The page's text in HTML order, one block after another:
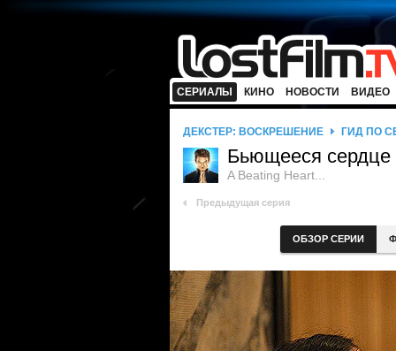
СЕРИАЛЫ КИНО НОВОСТИ ВИДЕО
ДЕКСТЕР: ВОСКРЕШЕНИЕ ГИД ПО
Бьющееся сердце
A Beating Heart...
Предыдущая серия
ОБЗОР СЕРИИ